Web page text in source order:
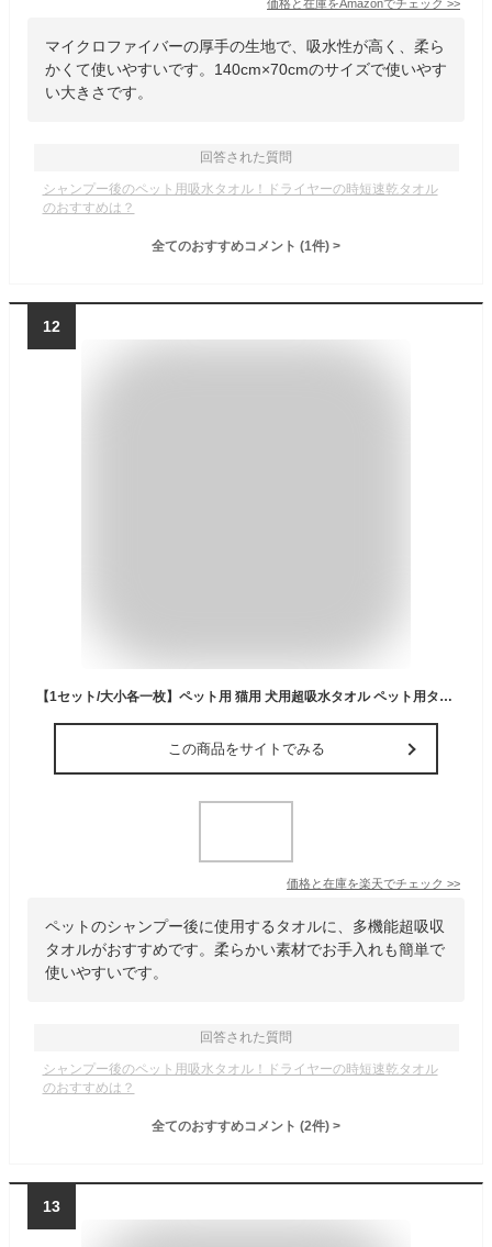
価格と在庫をAmazonでチェック >>
マイクロファイバーの厚手の生地で、吸水性が高く、柔ら
かくて使いやすいです。140cm×70cmのサイズで使いやす
い大きさです。
回答された質問
シャンプー後のペット用吸水タオル！ドライヤーの時短速乾タオル
のおすすめは？
全てのおすすめコメント (1件) >
12
【1セット/大小各一枚】ペット用 猫用 犬用超吸水タオル ペット用タオル 犬タオル 猫タオル 吸水タオル 肌触りの良いタオル お風呂の上がりの拭き取り最適 約66x43cm/43cmx33cm 柔らかい 体拭き用 吸水速乾 洗車 多用途 5color ネコポス送料無料！【ra31906-2】
この商品をサイトでみる
価格と在庫を楽天でチェック >>
ペットのシャンプー後に使用するタオルに、多機能超吸収
タオルがおすすめです。柔らかい素材でお手入れも簡単で
使いやすいです。
回答された質問
シャンプー後のペット用吸水タオル！ドライヤーの時短速乾タオル
のおすすめは？
全てのおすすめコメント (2件) >
13